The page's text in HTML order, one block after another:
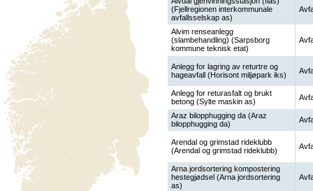
(Fjellregionen interkommunale
avfallsselskap as)
Alvim renseanlegg
(slambehandling) (Sarpsborg
kommune teknisk etat)
Anlegg for lagring av returtre og
hageavfall (Horisont miljøpark iks)
Anlegg for returasfalt og brukt
betong (Sylte maskin as)
Araz bilopphugging da (Araz
bilopphugging da)
Arendal og grimstad rideklubb
(Arendal og grimstad rideklubb)
Arna jordsortering kompostering
hestegjødsel (Arna jordsortering
as)